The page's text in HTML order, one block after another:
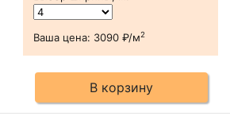
Ваша цена: 3090 ₽/м2
В корзину